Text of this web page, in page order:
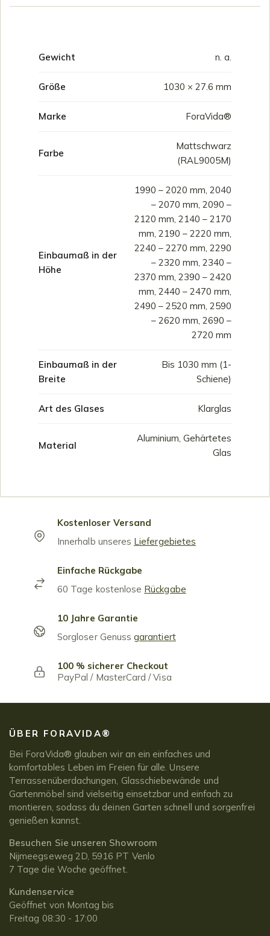
Gewicht n. a.
Größe 1030 × 27.6 mm
Marke ForaVida®
Farbe
Mattschwarz
(RAL9005M)
Einbaumaß in der
Höhe
1990 – 2020 mm, 2040
– 2070 mm, 2090 –
2120 mm, 2140 – 2170
mm, 2190 – 2220 mm,
2240 – 2270 mm, 2290
– 2320 mm, 2340 –
2370 mm, 2390 – 2420
mm, 2440 – 2470 mm,
2490 – 2520 mm, 2590
– 2620 mm, 2690 –
2720 mm
Einbaumaß in der
Breite
Bis 1030 mm (1-
Schiene)
Art des Glases Klarglas
Material
Aluminium, Gehärtetes
Glas
Kostenloser Versand
Innerhalb unseres Liefergebietes
Einfache Rückgabe
60 Tage kostenlose Rückgabe
10 Jahre Garantie
Sorgloser Genussgarantiert
100 % sicherer Checkout
PayPal / MasterCard / Visa
ÜBER FORAVIDA®
Bei ForaVida® glauben wir an ein einfaches und
komfortables Leben im Freien für alle. Unsere
Terrassenüberdachungen, Glasschiebewände und
Gartenmöbel sind vielseitig einsetzbar und einfach zu
montieren, sodass du deinen Garten schnell und sorgenfrei
genießen kannst.
Besuchen Sie unseren Showroom
Nijmeegseweg 2D, 5916 PT Venlo
7 Tage die Woche geöffnet.
Kundenservice
Geöffnet von Montag bis
Freitag 08:30 - 17:00